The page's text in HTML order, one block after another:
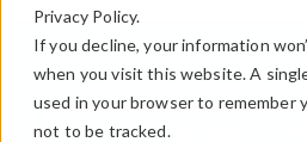
Privacy Policy.
If you decline, your information
when you visit this website. A
used in your browser to remember
not to be tracked.
Tenuto in diretta il